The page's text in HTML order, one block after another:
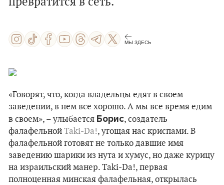
МЫ ЗДЕСЬ
«Говорят, что, когда владельцы едят в своем
заведении, в нем все хорошо. А мы все время едим
в своем», – улыбается Борис, создатель
фалафельной Taki-Da!, угощая нас криспами. В
фалафельной готовят не только давшие имя
заведению шарики из нута и хумус, но даже курицу
на израильский манер. Taki-Da!, первая
полноценная минская фалафельная, открылась